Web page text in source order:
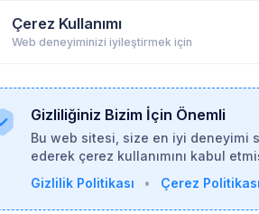
Yardım
Çerez Kullanımı
Web deneyiminizi iyileştirmek için
Gizliliğiniz Bizim İçin Önemli
Bu web sitesi, size en iyi deneyimi
ederek çerez kullanımını kabul
Gizlilik Politikası
• Çerez Politikası